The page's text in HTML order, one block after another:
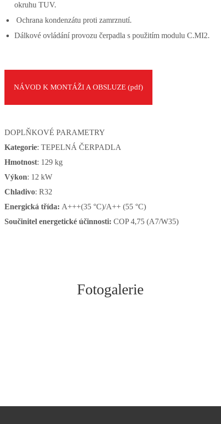
okruhu TUV.
Ochrana kondenzátu proti zamrznutí.
Dálkové ovládání provozu čerpadla s použitím modulu C.MI2.
NÁVOD K MONTÁŽI A OBSLUZE (pdf)
DOPLŇKOVÉ PARAMETRY
Kategorie: TEPELNÁ ČERPADLA
Hmotnost: 129 kg
Výkon: 12 kW
Chladivo: R32
Energická třída: A+++(35 °C)/A++ (55 °C)
Součinitel energetické účinnosti: COP 4,75 (A7/W35)
Fotogalerie